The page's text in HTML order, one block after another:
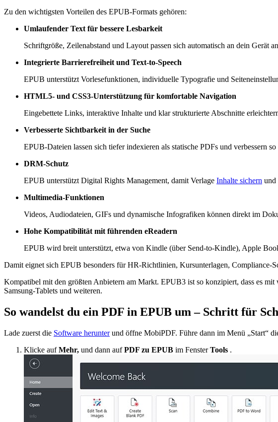
Zu den wichtigsten Vorteilen des EPUB-Formats gehören:
Umlaufender Text für bessere Lesbarkeit
Schriftgröße, Zeilenabstand und Layout passen sich automatisch an dein Gerät
Integrierte Barrierefreiheit und Text-to-Speech
EPUB unterstützt Vorlesefunktionen, individuelle Typografie und
HTML5- und CSS3-Unterstützung für komfortable Navigation
Eingebettete Links, interaktive Inhalte und klar strukturierte Abschnitte
Verbesserte Sichtbarkeit in der Suche
EPUB-Dateien lassen sich tiefer indexieren als statische PDFs und
DRM-Schutz
EPUB unterstützt Digital Rights Management, damit Verlage Inhalte sichern und
Multimedia-Funktionen
Videos, Audiodateien, GIFs und dynamische Infografiken können direkt im
Hohe Kompatibilität mit führenden eReadern
EPUB wird breit unterstützt, etwa von Kindle (über Send-to-Kindle), Apple
Damit eignet sich EPUB besonders für HR-Richtlinien, Kursunterlagen, Compliance-
Kompatibel mit den größten Anbietern am Markt. EPUB3 ist so konzipiert, dass es
Samsung-Tablets und weiteren.
So wandelst du ein PDF in EPUB um – Schritt für
Lade zuerst die Software herunterund öffne MobiPDF. Führe dann im Menü „Start“
Klicke aufMehr, und dann aufPDF zu EPUB im FensterTools .